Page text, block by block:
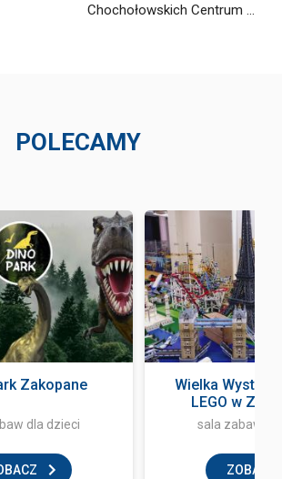
Chochołowskich Centrum ...
POLECAMY
Zakopane
dla dzieci
Wielka
LEGO w
sala zabaw
ZOBACZ